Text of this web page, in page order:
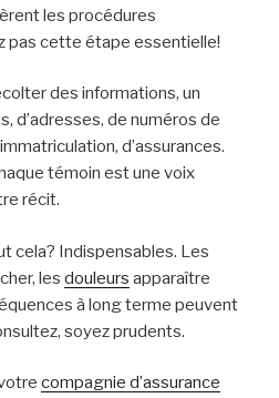
les procédures
pas cette étape essentielle!
des informations, un
d’adresses, de numéros de
d’assurances.
témoin est une voix
récit.
cela? Indispensables. Les
les douleurs apparaître
à long terme peuvent
soyez prudents.
compagnie d’assurance